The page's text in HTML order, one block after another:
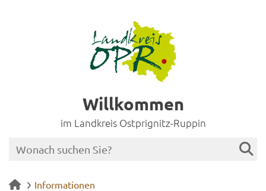
Willkommen
im Landkreis Ostprignitz-Ruppin
Informationen